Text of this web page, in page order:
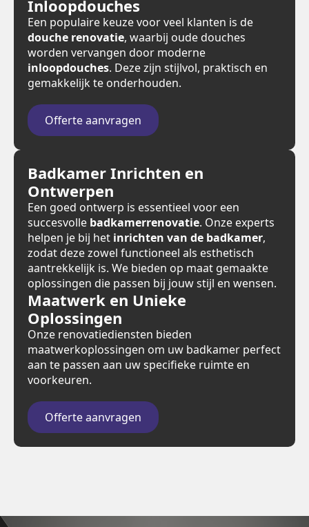
Inloopdouches
Een populaire keuze voor veel klanten is de
douche renovatie, waarbij oude douches
worden vervangen door moderne
inloopdouches. Deze zijn stijlvol, praktisch en
gemakkelijk te onderhouden.
Offerte aanvragen
Badkamer Inrichten en
Ontwerpen
Een goed ontwerp is essentieel voor een
succesvolle badkamerrenovatie. Onze experts
helpen je bij het inrichten van de badkamer,
zodat deze zowel functioneel als esthetisch
aantrekkelijk is. We bieden op maat gemaakte
oplossingen die passen bij jouw stijl en wensen.
Maatwerk en Unieke
Oplossingen
Onze renovatiediensten bieden
maatwerkoplossingen om uw badkamer perfect
aan te passen aan uw specifieke ruimte en
voorkeuren.
Offerte aanvragen